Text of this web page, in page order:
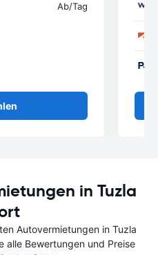
Ab/Tag
in Tuzla
Autovermietungen in Tuzla
alle Bewertungen und Preise